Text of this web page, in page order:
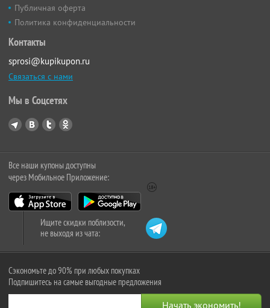
Публичная оферта
Политика конфиденциальности
Контакты
sprosi@kupikupon.ru
Связаться с нами
Мы в Соцсетях
Все наши купоны доступны
через Мобильное Приложение:
Ищите скидки поблизости,
не выходя из чата:
Сэкономьте до 90% при любых покупках
Подпишитесь на самые выгодные предложения